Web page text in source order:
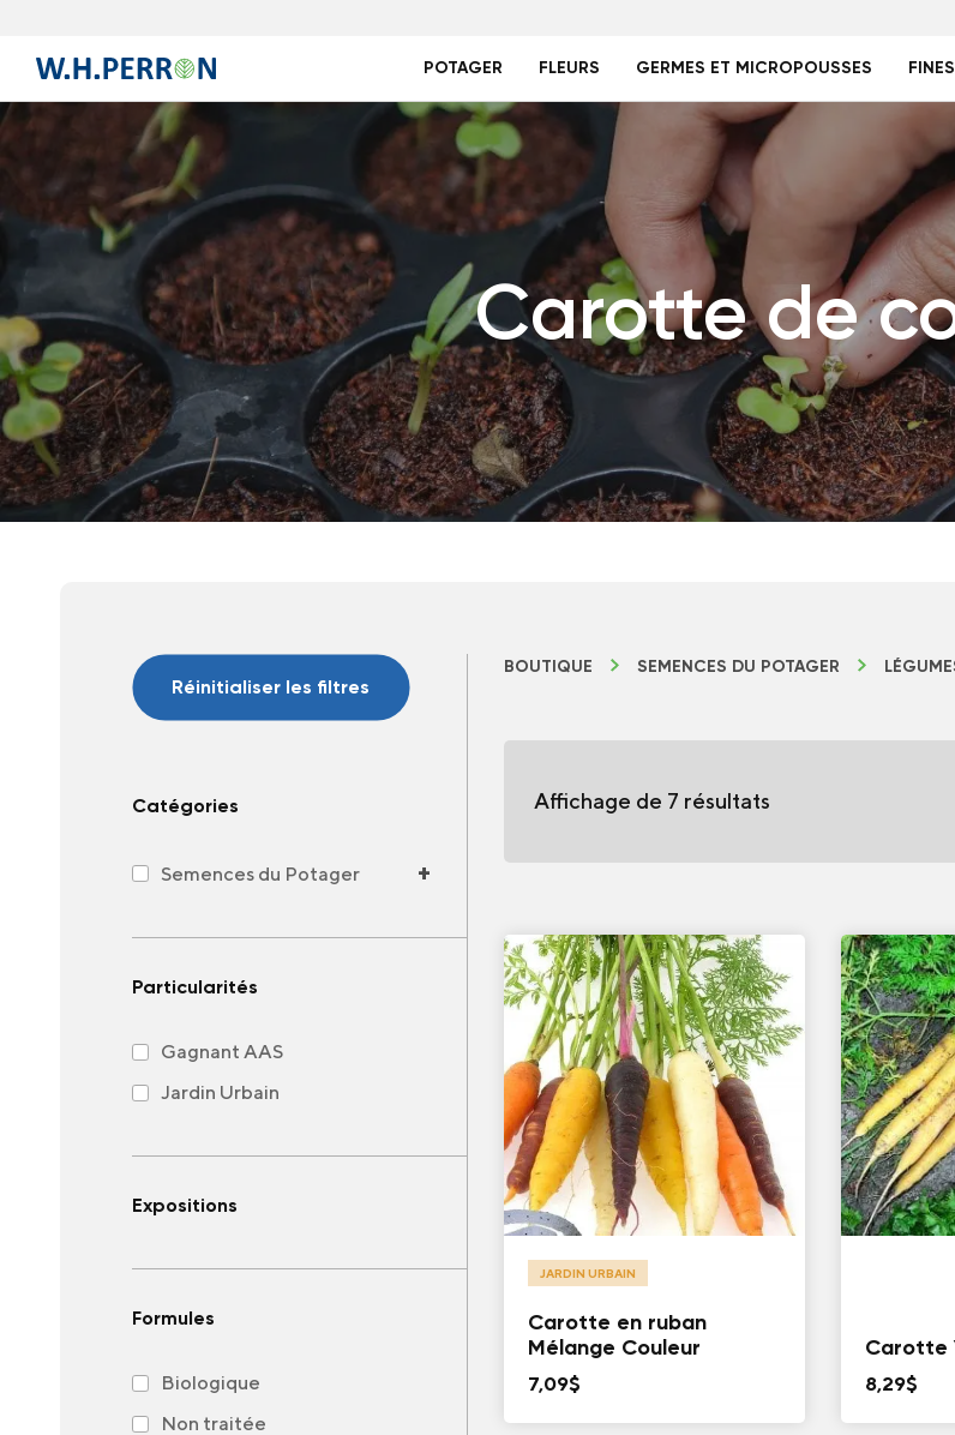
POTAGER FLEURS GERMES ET MICROPOUSSES
Carotte de
Réinitialiser les filtres
Catégories
Semences du Potager +
Particularités
Gagnant AAS
Jardin Urbain
Expositions
Formules
Biologique
Non traitée
BOUTIQUE SEMENCES DU POTAGER
Affichage de 7 résultats
JARDIN URBAIN
Carotte en ruban
Mélange Couleur
7,09$
Carotte
8,29$